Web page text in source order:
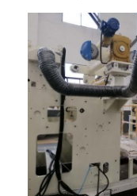
工場旅行
品質管理
私達に連絡しなさ
ニュース
放出のコーティ